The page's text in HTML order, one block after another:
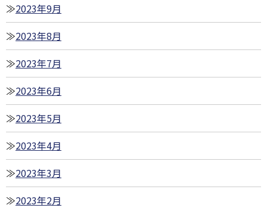
2023年9月
2023年8月
2023年7月
2023年6月
2023年5月
2023年4月
2023年3月
2023年2月